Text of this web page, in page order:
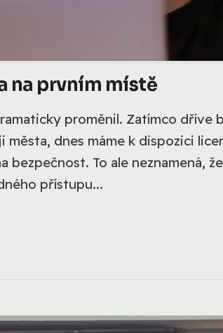
na prvním místě
proměnil. Zatímco dříve
dnes máme k dispozici
bezpečnost. To ale neznamená,
přístupu...